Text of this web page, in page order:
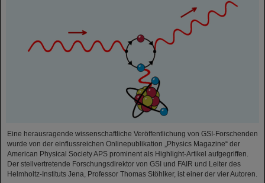
Eine herausragende wissenschaftliche Veröffentlichung von GSI-Forschenden
wurde von der einflussreichen Onlinepublikation „Physics Magazine“ der
American Physical Society APS prominent als Highlight-Artikel aufgegriffen.
Der stellvertretende Forschungsdirektor von GSI und FAIR und Leiter des
Helmholtz-Instituts Jena, Professor Thomas Stöhlker, ist einer der vier Autoren.